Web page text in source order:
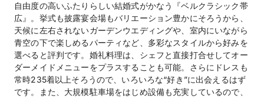
自由度の高いふたりらしい結婚式がかなう『ベルクラシック帯
広』。挙式も披露宴会場もバリエーション豊かにそろうから、
天候に左右されないガーデンウエディングや、室内にいながら
青空の下で楽しめるパーティなど、多彩なスタイルから好みを
選べると評判です。婚礼料理は、シェフと直接打合せしてオー
ダーメイドメニューをプラスすることも可能。さらにドレスも
常時235着以上そろうので、いろいろな“好き”に出会えるはず
です。また、大規模駐車場をはじめ設備も充実しているので、